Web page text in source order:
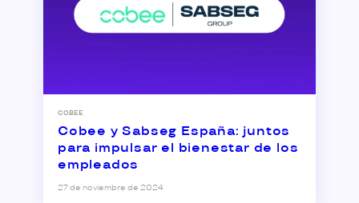
COBEE
Cobee y Sabseg España: juntos
para impulsar el bienestar de los
empleados
27 de noviembre de 2024